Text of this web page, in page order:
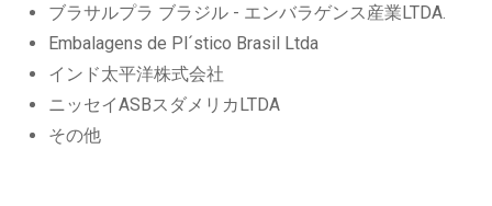
ブラサルプラ ブラジル - エンバラゲンス産業LTDA.
Embalagens de Pl´stico Brasil Ltda
インド太平洋株式会社
ニッセイASBスダメリカLTDA
その他